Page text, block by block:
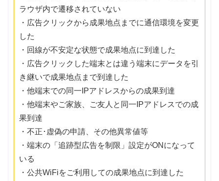
ラウザ内で遷移されていない
・広告クリックから成果地点までに通信環境を変更
した
・回線が不安定な状態で成果地点に到達した
・広告クリックした端末とは違う端末にデータを引
き継いで成果地点まで到達した
・他端末での同一IPアドレスからの成果到達
・他端末やご家族、ご友人と同一IPアドレスでの成
果到達
・不正･虚偽の申請、その他異常値等
・端末の「追跡型広告を制限」設定がONになって
いる
・公共WiFiをご利用しての成果地点に到達した